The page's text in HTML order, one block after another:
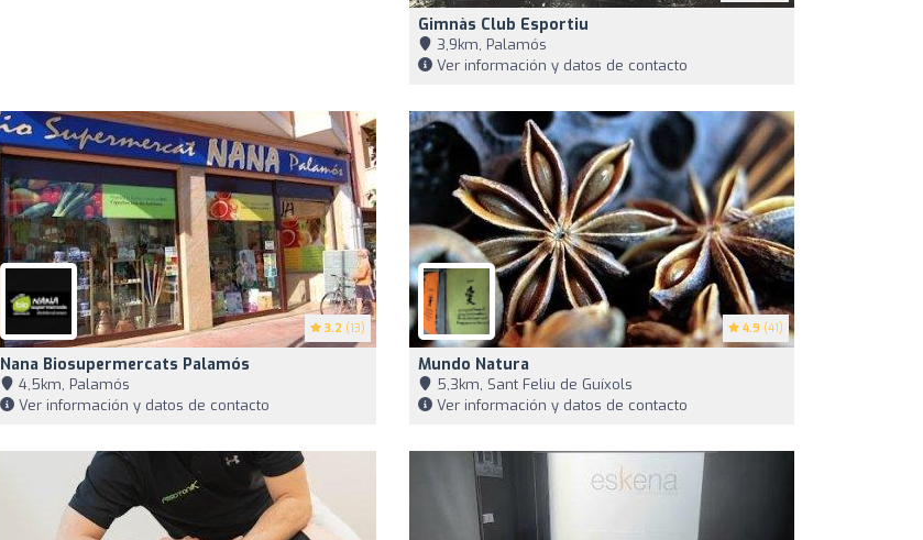
Gimnàs Club Esportiu
3,9km, Palamós
Ver información y datos de contacto
3.2 (13)
Nana Biosupermercats Palamós
4,5km, Palamós
Ver información y datos de contacto
4.9 (41)
Mundo Natura
5,3km, Sant Feliu de Guíxols
Ver información y datos de contacto